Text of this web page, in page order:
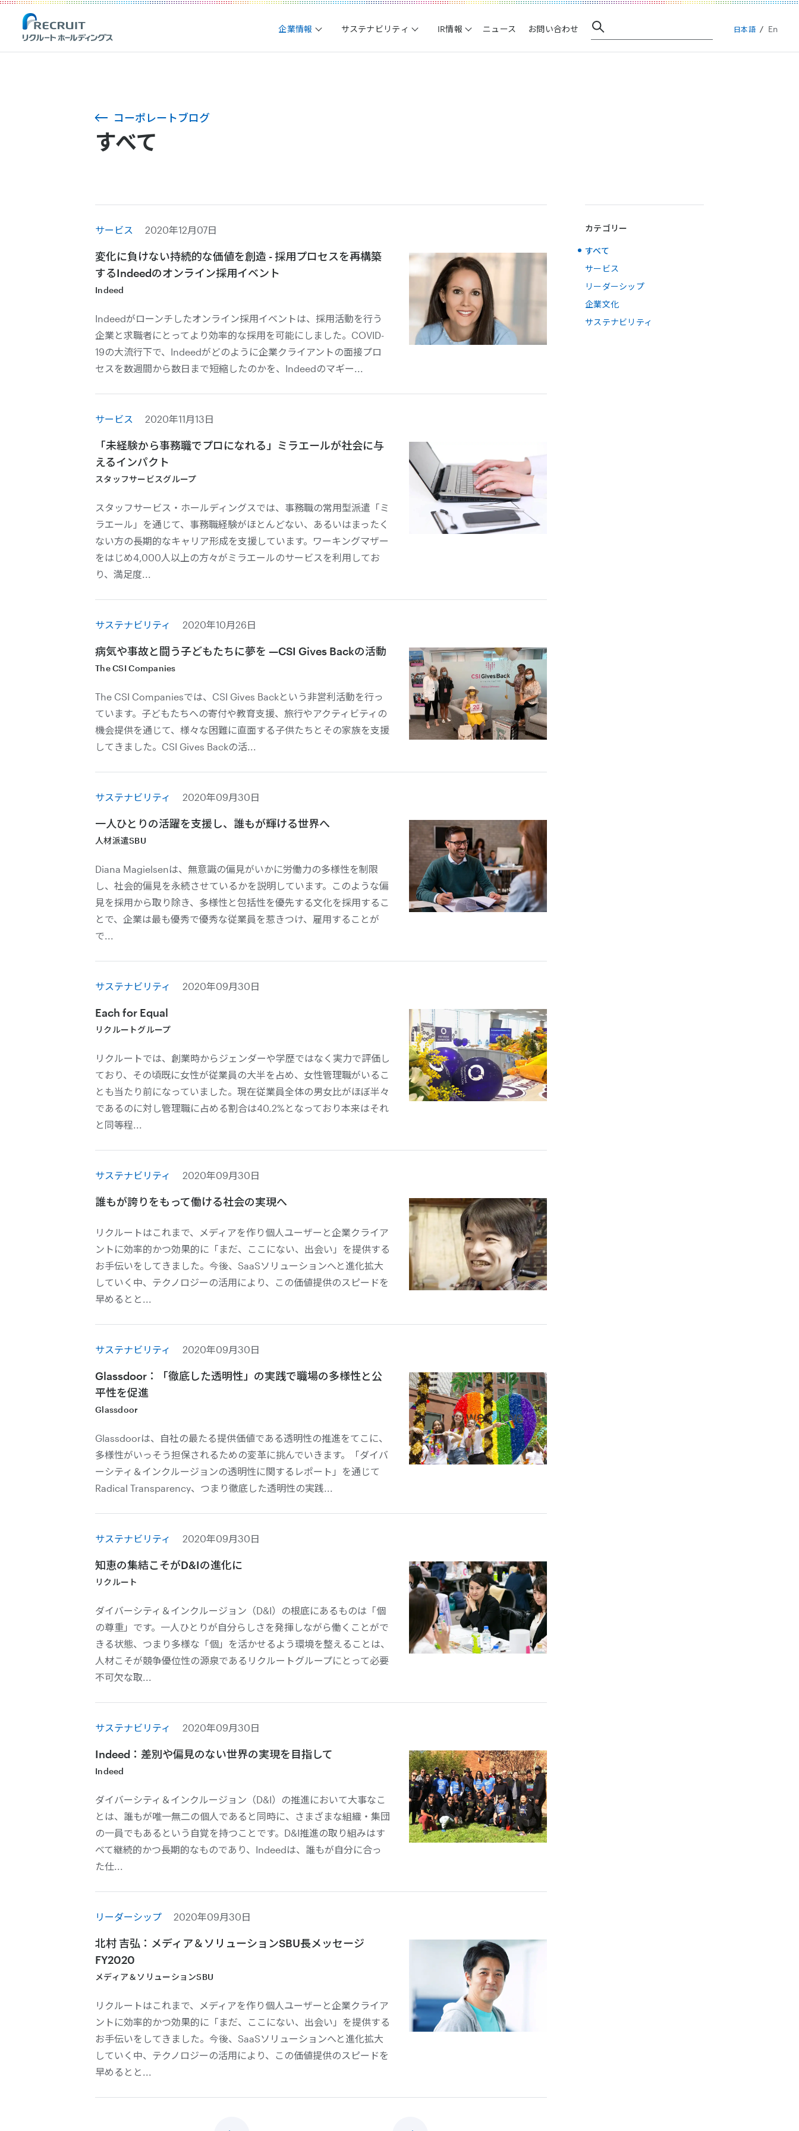
企業情報 サステナビリティ IR情報 ニュース お問い合わせ 日本語 En
コーポレートブログ
すべて
サービス 2020年12月07日
変化に負けない持続的な価値を創造 - 採用プロセスを再構築
するIndeedのオンライン採用イベント
Indeed
Indeedがローンチしたオンライン採用イベントは、採用活動を行う
企業と求職者にとってより効率的な採用を可能にしました。COVID-
19の大流行下で、Indeedがどのように企業クライアントの面接プロ
セスを数週間から数日まで短縮したのかを、Indeedのマギー...
サービス 2020年11月13日
「未経験から事務職でプロになれる」ミラエールが社会に与
えるインパクト
スタッフサービスグループ
スタッフサービス・ホールディングスでは、事務職の常用型派遣「ミ
ラエール」を通じて、事務職経験がほとんどない、あるいはまったく
ない方の長期的なキャリア形成を支援しています。ワーキングマザー
をはじめ4,000人以上の方々がミラエールのサービスを利用してお
り、満足度...
サステナビリティ 2020年10月26日
病気や事故と闘う子どもたちに夢を —CSI Gives Backの活動
The CSI Companies
The CSI Companiesでは、CSI Gives Backという非営利活動を行っ
ています。子どもたちへの寄付や教育支援、旅行やアクティビティの
機会提供を通じて、様々な困難に直面する子供たちとその家族を支援
してきました。CSI Gives Backの活...
サステナビリティ 2020年09月30日
一人ひとりの活躍を支援し、誰もが輝ける世界へ
人材派遣SBU
Diana Magielsenは、無意識の偏見がいかに労働力の多様性を制限
し、社会的偏見を永続させているかを説明しています。このような偏
見を採用から取り除き、多様性と包括性を優先する文化を採用するこ
とで、企業は最も優秀で優秀な従業員を惹きつけ、雇用することが
で...
サステナビリティ 2020年09月30日
Each for Equal
リクルートグループ
リクルートでは、創業時からジェンダーや学歴ではなく実力で評価し
ており、その頃既に女性が従業員の大半を占め、女性管理職がいるこ
とも当たり前になっていました。現在従業員全体の男女比がほぼ半々
であるのに対し管理職に占める割合は40.2%となっており本来はそれ
と同等程...
サステナビリティ 2020年09月30日
誰もが誇りをもって働ける社会の実現へ
リクルートはこれまで、メディアを作り個人ユーザーと企業クライア
ントに効率的かつ効果的に「まだ、ここにない、出会い」を提供する
お手伝いをしてきました。今後、SaaSソリューションへと進化拡大
していく中、テクノロジーの活用により、この価値提供のスピードを
早めるとと...
サステナビリティ 2020年09月30日
Glassdoor：「徹底した透明性」の実践で職場の多様性と公
平性を促進
Glassdoor
Glassdoorは、自社の最たる提供価値である透明性の推進をてこに、
多様性がいっそう担保されるための変革に挑んでいきます。「ダイバ
ーシティ＆インクルージョンの透明性に関するレポート」を通じて
Radical Transparency、つまり徹底した透明性の実践...
サステナビリティ 2020年09月30日
知恵の集結こそがD&Iの進化に
リクルート
ダイバーシティ＆インクルージョン（D&I）の根底にあるものは「個
の尊重」です。一人ひとりが自分らしさを発揮しながら働くことがで
きる状態、つまり多様な「個」を活かせるよう環境を整えることは、
人材こそが競争優位性の源泉であるリクルートグループにとって必要
不可欠な取...
サステナビリティ 2020年09月30日
Indeed：差別や偏見のない世界の実現を目指して
Indeed
ダイバーシティ＆インクルージョン（D&I）の推進において大事なこ
とは、誰もが唯一無二の個人であると同時に、さまざまな組織・集団
の一員でもあるという自覚を持つことです。D&I推進の取り組みはす
べて継続的かつ長期的なものであり、Indeedは、誰もが自分に合っ
た仕...
リーダーシップ 2020年09月30日
北村 吉弘：メディア＆ソリューションSBU長メッセージ
FY2020
メディア＆ソリューションSBU
リクルートはこれまで、メディアを作り個人ユーザーと企業クライア
ントに効率的かつ効果的に「まだ、ここにない、出会い」を提供する
お手伝いをしてきました。今後、SaaSソリューションへと進化拡大
していく中、テクノロジーの活用により、この価値提供のスピードを
早めるとと...
カテゴリー
すべて
サービス
リーダーシップ
企業文化
サステナビリティ